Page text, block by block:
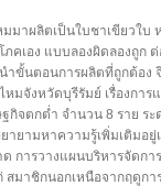
มาผลิตเป็นใบชาเขียวใ
คเอง แบบลองผิดลองถูก
ำขั้นตอนการผลิตที่ถูกต้อ
มจังหวัดบุรีรัมย์ เรื่องกา
กิจตกต่ำ จำนวน 8 ราย
ยามหาความรู้เพิ่มเติมอยู่
การวางแผนบริหารจัดกา
มาชิกนอกเหนือจากฤดูก